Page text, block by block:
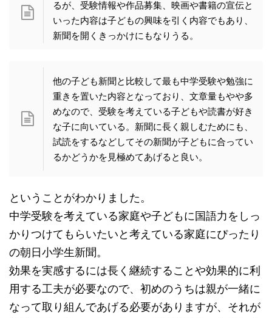
るが、受験情報や作品募集、映画や書籍の宣伝と
いった内容は子どもの興味を引く内容でもあり、
新聞を開くきっかけにもなりうる。
他の子ども新聞と比較して最も中学受験や勉強に
重きを置いた内容となっており、文章量もやや多
めなので、受験を考えている子どもや読書が好き
な子に向いている。新聞に長く親しむためにも、
試読をするなどしてその新聞が子どもに合ってい
るかどうかを見極めてあげると良い。
ということがわかりました。
中学受験を考えている家庭や子どもに国語力をしっ
かりつけてもらいたいと考えている家庭にぴったり
の朝日小学生新聞。
効果を実感するには長く継続することや効果的に利
用する工夫が必要なので、初めのうちは親が一緒に
なって取り組んであげる必要がありますが、それが